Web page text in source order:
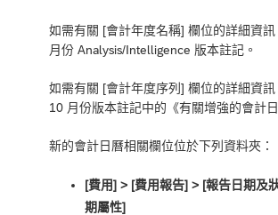
如需有關 [會計年度名稱] 欄位的詳細資
月份 Analysis/Intelligence 版本註記。
如需有關 [會計年度序列] 欄位的詳細資
10 月份版本註記中的《有關增強的會計
新的會計日曆相關欄位位於下列資料夾：
[費用] > [費用報告] > [報告日期及
期屬性]